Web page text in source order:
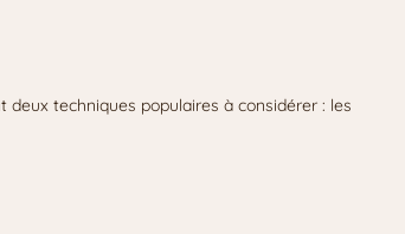
deux techniques populaires à considérer : les